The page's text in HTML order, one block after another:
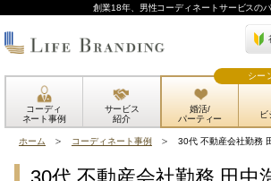
創業18年、男性コーディネートサービスの
コーディ
ネート事例
サービス
紹介
シー
婚活/
パーティー
ビ
ホーム コーディネート事例 30代 不動産会社勤務